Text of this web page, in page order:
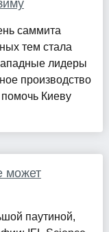
саммита
тем стала
лидеры
производство
Киеву
может
паутиной,